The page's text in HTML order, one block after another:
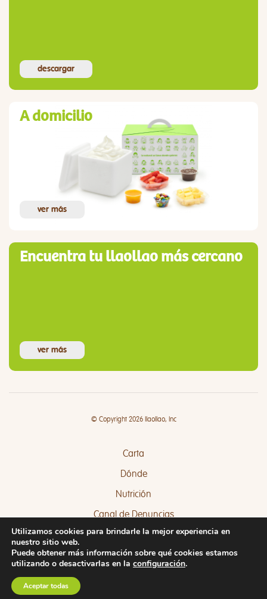
descargar
A domicilio
ver más
Encuentra tu llaollao más cercano
ver más
© Copyright 2026 llaollao, Inc
Carta
Dónde
Nutrición
Canal de Denuncias
Quejas y Sugerencias
Utilizamos cookies para brindarle la mejor experiencia en
nuestro sitio web.
Puede obtener más información sobre qué cookies estamos
utilizando o desactivarlas en la configuración.
Aceptar todas